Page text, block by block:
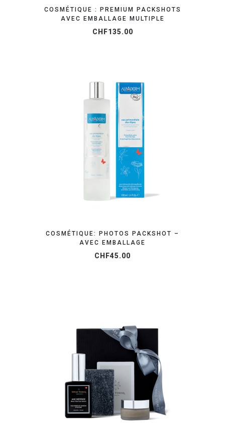
COSMÉTIQUE : PREMIUM PACKSHOTS
AVEC EMBALLAGE MULTIPLE
CHF135.00
ORGANISEZ VOTRE SHOOTING
COSMÉTIQUE: PHOTOS PACKSHOT –
AVEC EMBALLAGE
CHF45.00
ORGANISEZ VOTRE SHOOTING